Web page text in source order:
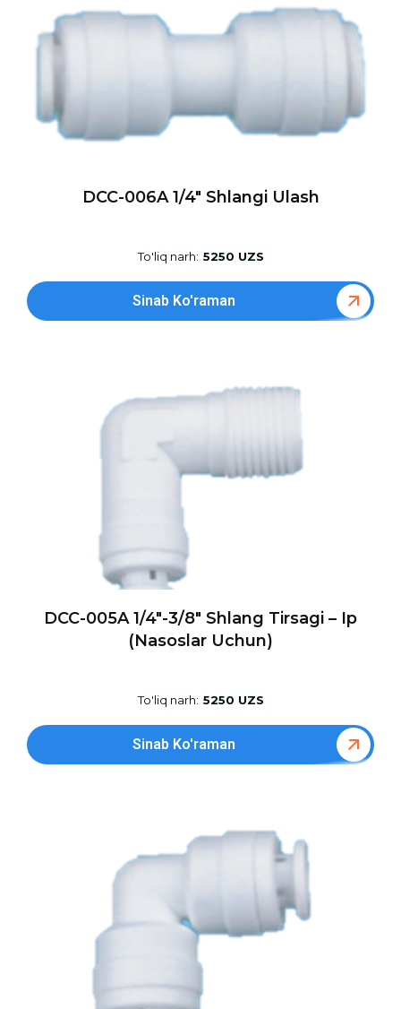
DCC-006A 1/4″ Shlangi Ulash
To'liq narh: 5250 UZS
Sinab Ko'raman
DCC-005A 1/4″-3/8″ Shlang Tirsagi – Ip
(nasoslar Uchun)
To'liq narh: 5250 UZS
Sinab Ko'raman